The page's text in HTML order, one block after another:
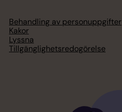
Behandling av personuppgifter
Kakor
Lyssna
Tillgänglighetsredogörelse